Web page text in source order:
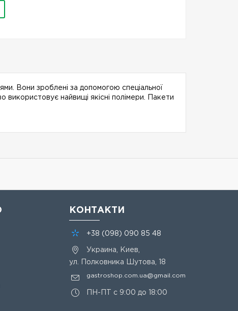
Вони зроблені за допомогою спеціальної
найвищі якісні полімери. Пакети
КОНТАКТИ
+38 (098) 090 85 48
Украина, Киев,
ул. Полковника Шутова, 18
gastroshop.com.ua@gmail.com
ПН-ПТ с 9:00 до 18:00